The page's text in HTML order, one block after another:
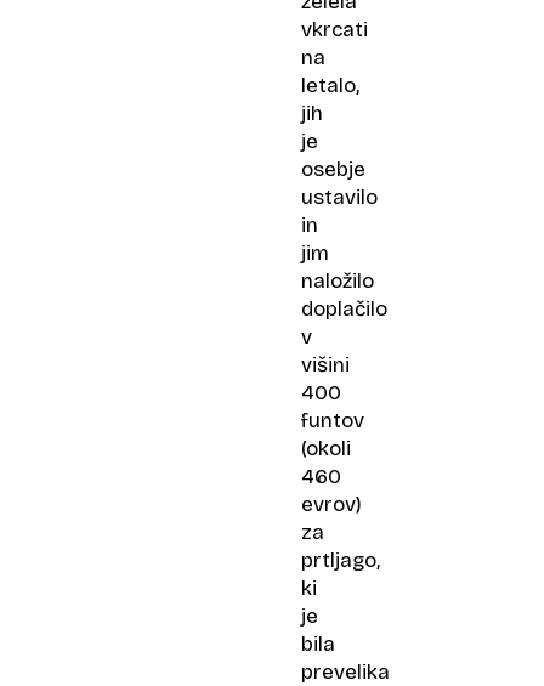
vkrcati
na
letalo,
jih
je
osebje
ustavilo
in
jim
naložilo
doplačilo
v
višini
400
funtov
(okoli
460
evrov)
za
prtljago,
ki
je
bila
prevelika